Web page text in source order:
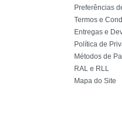
Preferências
Termos e
Entregas e
Política de
Métodos de
RAL e RLL
Mapa do Site